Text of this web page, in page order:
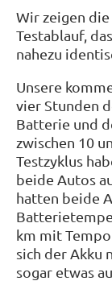
Wir zeigen
Testablauf,
nahezu
Unsere
vier Stunden
Batterie und
zwischen 10
Testzyklus
beide Autos
hatten beide
km mit
sich der Akku
sogar etwas